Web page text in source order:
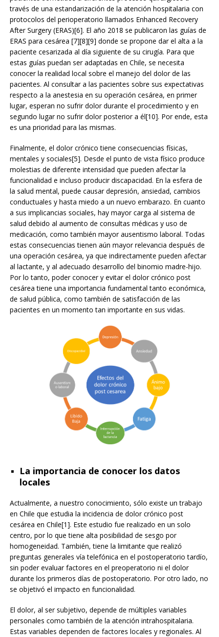
través de una estandarización de la atención hospitalaria con
protocolos del perioperatorio llamados Enhanced Recovery
After Surgery (ERAS)[6]. El año 2018 se publicaron las guías de
ERAS para cesárea [7][8][9] donde se propone dar el alta a la
paciente cesarizada al día siguiente de su cirugía. Para que
estas guías puedan ser adaptadas en Chile, se necesita
conocer la realidad local sobre el manejo del dolor de las
pacientes. Al consultar a las pacientes sobre sus expectativas
respecto a la anestesia en su operación cesárea, en primer
lugar, esperan no sufrir dolor durante el procedimiento y en
segundo lugar no sufrir dolor posterior a él[10]. Por ende, esta
es una prioridad para las mismas.
Finalmente, el dolor crónico tiene consecuencias físicas,
mentales y sociales[5]. Desde el punto de vista físico produce
molestias de diferente intensidad que pueden afectar la
funcionalidad e incluso producir discapacidad. En la esfera de
la salud mental, puede causar depresión, ansiedad, cambios
conductuales y hasta miedo a un nuevo embarazo. En cuanto
a sus implicancias sociales, hay mayor carga al sistema de
salud debido al aumento de consultas médicas y uso de
medicación, como también mayor ausentismo laboral. Todas
estas consecuencias tienen aún mayor relevancia después de
una operación cesárea, ya que indirectamente pueden afectar
al lactante, y al adecuado desarrollo del binomio madre-hijo.
Por lo tanto, poder conocer y evitar el dolor crónico post
cesárea tiene una importancia fundamental tanto económica,
de salud pública, como también de satisfacción de las
pacientes en un momento tan importante en sus vidas.
La importancia de conocer los datos
locales
Actualmente, a nuestro conocimiento, sólo existe un trabajo
en Chile que estudia la incidencia de dolor crónico post
cesárea en Chile[1]. Este estudio fue realizado en un solo
centro, por lo que tiene alta posibilidad de sesgo por
homogeneidad. También, tiene la limitante que realizó
preguntas generales vía telefónica en el postoperatorio tardío,
sin poder evaluar factores en el preoperatorio ni el dolor
durante los primeros días de postoperatorio. Por otro lado, no
se objetivó el impacto en funcionalidad.
El dolor, al ser subjetivo, depende de múltiples variables
personales como también de la atención intrahospitalaria.
Estas variables dependen de factores locales y regionales. Al